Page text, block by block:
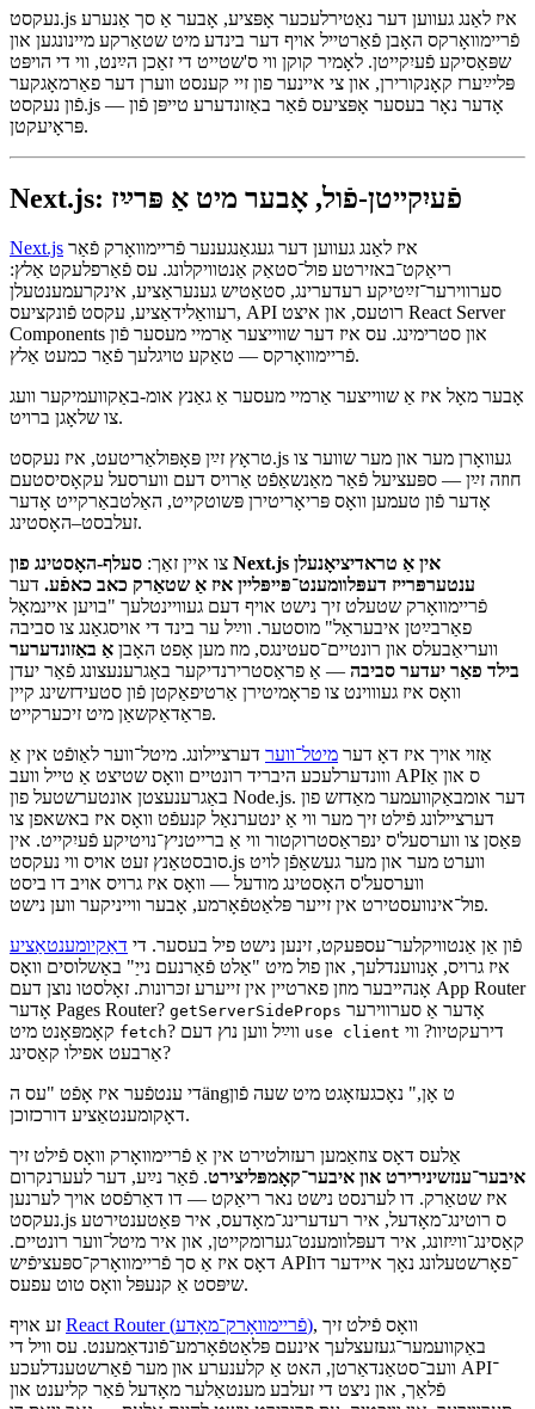
טײַפּסקריפֿט און Node.js אויף די באַקענד־פּערס. דו ווילסט
סערווירער־זײַטיקע רעדערינג ווען עס איז נויטיק, סטאַטיש גענעראַציע
ווען סײַ האָט סענס, שנעלע דעפּלויג, סקאַלאַבלע דערפֿאָלג, און אַ שיינער
אַנטוויקלער־יקספּעריענס וואָס טוט דיך נישט ווילן שרייען אין די לופט.
נעקסט.js איז לאַנג געווען דער נאַטירלעכער אָפּציע, אָבער אַ סך אַנערע
פֿריימװאָרקס האָבן פֿאַרטייל אויף דער בינדע מיט שטאַרקע מיינונגען און
שפּאַסיקע פֿעיִקייטן. לאָמיר קוקן ווי ס'שטייט די זאַכן הײַנט, ווי די הויפּט
פֿון נעקסט.js — אָדער נאָר בעסער אָפּציעס פֿאַר באַזונדערע טייפּן פֿון
Next.js: פֿעיִקייטן-פֿול, אָבער מיט אַ פּרײַז
Next.jsאיז לאַנג געווען דער געגאַנגענער פֿריימװאָרק פֿאַר
ריאַקט־באזירטע פול־סטאַק אַנטוויקלונג. עס פֿאַרפלעקט אַלץ:
סערווירער־זײַטיקע רעדערינג, סטאַטיש גענעראַציע, אינקרעמענטעלן
רעוואַלידאַציע, עקסט פֿונקציעס, API רוטעס, און איצט React Server
Components און סטרימינג. עס איז דער שווייצער אַרמיי מעסער פֿון
פֿריימװאָרקס — טאַקע טויגלעך פֿאַר כמעט אַלץ.
אָבער מאָל איז אַ שווייצער אַרמיי מעסער אַ גאַנץ אומ-באַקוועמיקער וועג
צו שלאָגן ברויט.
טראָץ זײַן פּאָפּולאַריטעט, איז נעקסט.js געוואָרן מער און מער שווער צו
חוזה זײַן — ספּעציעל פֿאַר מאַנשאַפֿט אַרויס דעם ווערסעל עקאָסיסטעם
אָדער פֿון טעמען וואָס פּריאָריטירן פּשוטקייט, האַלטבאַרקייט אָדער
זעלבסט–האָסטינג.
צו איין זאַך:סעלף-האָסטינג פון Next.js אין אַ טראדיציאָנעלן
ענטערפּרייז דעפּלװמענט־פּייפּליין איז אַ שטאַרק כאב כאפֿע.
דער
פֿריימװאָרק שטעלט זיך נישט אויף דעם געוויינטלעך "בויען איינמאָל
פאַרבײַטן איבעראַל" מוסטער. ווײַל ער בינד די אויסגאַנג צו סביבה
וועריאַבעלס און רונטיים־סעטינגס, מוז מען אָפט האָבןאַ באַזונדערער
בילד פאַר יעדער סביבה— אַ פראַסטרירנדיקער באַגרענעצונג פֿאַר יעדן
וואָס איז געוווינט צו פראָמיטירן אַרטיפאַקטן פֿון סטעידזשינג קיין
פּראַדאַקשאַן מיט זיכערקייט.
אַזוי אויך איז דאָ דערמיטל־ווער דערציילונג. מיטל־ווער לאַופֿט אין אַ
ווונדערלעכע היבריד רונטיים וואָס שטיצט אַ טייל וועב APIס און אַ
באַגרענעצטן אונטערשטעל פון Node.js. דער אומבאַקוועמער מאַדזש פון
דערציילונג פֿילט זיך מער ווי אַ ינטערנאַל קנעפֿט וואָס איז באשאפן צו
פּאַסן צו ווערסעל'ס ינפראַסטרוקטור ווי אַ ברייטניץ־נויטיקע פֿעיִקייט. אין
סובסטאַנץ זעט אויס ווי נעקסט.js ווערט מער און מער געשאַפֿן לויט
ווערסעל'ס האָסטינג מודעל — וואָס איז גרויס אויב דו ביסט
פול־אינוועסטירט אין זייער פּלאַטפֿאָרמע, אָבער ווייניקער ווען נישט.
פֿון אַן אַנטוויקלער־עספּעקט, זינען נישט פיל בעסער. דידאַקיומענטאַציע
איז גרויס, אָנווענדלעך, און פול מיט "אַלט פֿאַרנעם נייַ" באַשלוסים וואָס
אָנהײבער מוזן פארטיין אין זייערע זכּרונות. זאָלסטו נוצן דעם App Router
אָדער Pages Router?getServerSideProps אָדער אַ סערווירער
קאָמפּאָנט מיט fetch
אַרבעט אפילו קאַסינג?
די ענטפֿער איז אָפֿט "עס הängט אָן," נאָכגעזאָגט מיט שעה פֿון
דאָקומענטאַציע דורכזוכן.
אַלעס דאָס צוזאַמען רעזולטירט אין אַ פֿריימװאָרק וואָס פֿילט זיך
איבער־ענזשינירירט און איבער־קאָמפּליצירט. פֿאַר נײַע, דער לעערנקרום
איז שטאַרק. דו לערנסט נישט נאר ריאַקט — דו דאַרפֿסט אויך לערנען
נעקסט.js ס רוטינג־מאָדעל, איר רעדערינג־מאָדעס, איר פּאַטענטירטע
קאַסינג־ווײַזונג, איר דעפּלװמענט־גערומקייטן, און איר מיטל־ווער רונטיים.
דאָס איז אַ סך פֿריימװאָרק־ספּעציפֿיש API־פאָרשטעלונג נאָך איידער דו
שיפּסט אַ קנעפּל וואָס טוט עפעס.